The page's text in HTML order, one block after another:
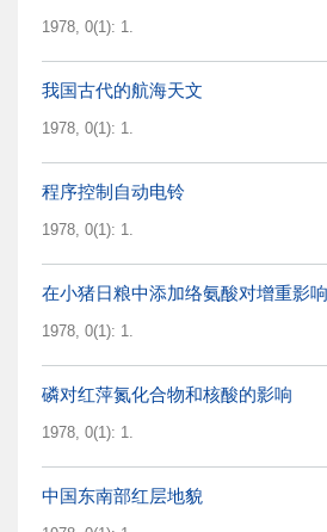
1978, 0(1): 1.
我国古代的航海天文
1978, 0(1): 1.
程序控制自动电铃
1978, 0(1): 1.
在小猪日粮中添加络氨酸对增重影
1978, 0(1): 1.
磷对红萍氮化合物和核酸的影响
1978, 0(1): 1.
中国东南部红层地貌